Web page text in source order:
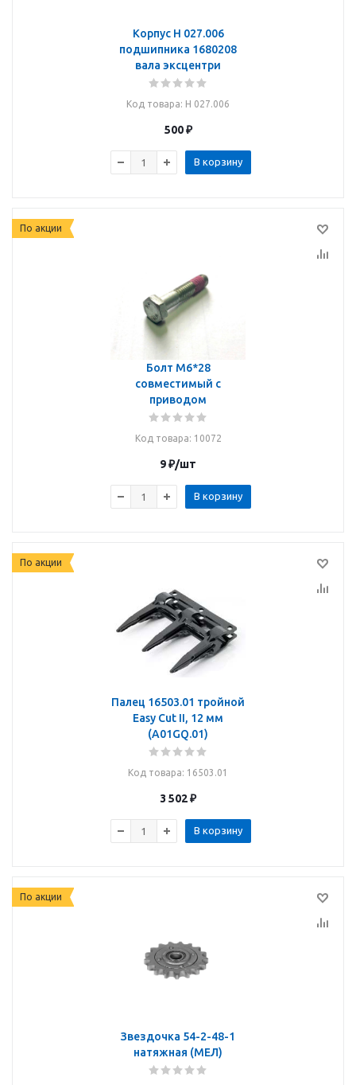
Корпус Н 027.006
подшипника 1680208
вала эксцентри
Код товара: Н 027.006
500₽
В корзину
По акции
Болт М6*28
совместимый с
приводом
Код товара: 10072
9₽/шт
В корзину
По акции
Палец 16503.01 тройной
Easy Cut II, 12 мм
(A01GQ.01)
Код товара: 16503.01
3 502₽
В корзину
По акции
Звездочка 54-2-48-1
натяжная (МЕЛ)